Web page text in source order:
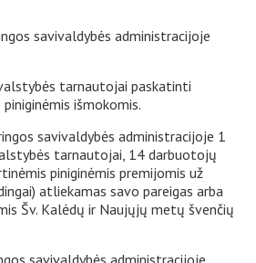
savivaldybės administracijoje
tarnautojai paskatinti
išmokomis.
savivaldybės administracijoje 1
tarnautojai, 14 darbuotojų
piniginėmis premijomis už
atliekamas savo pareigas arba
Šv. Kalėdų ir Naujųjų metų švenčių